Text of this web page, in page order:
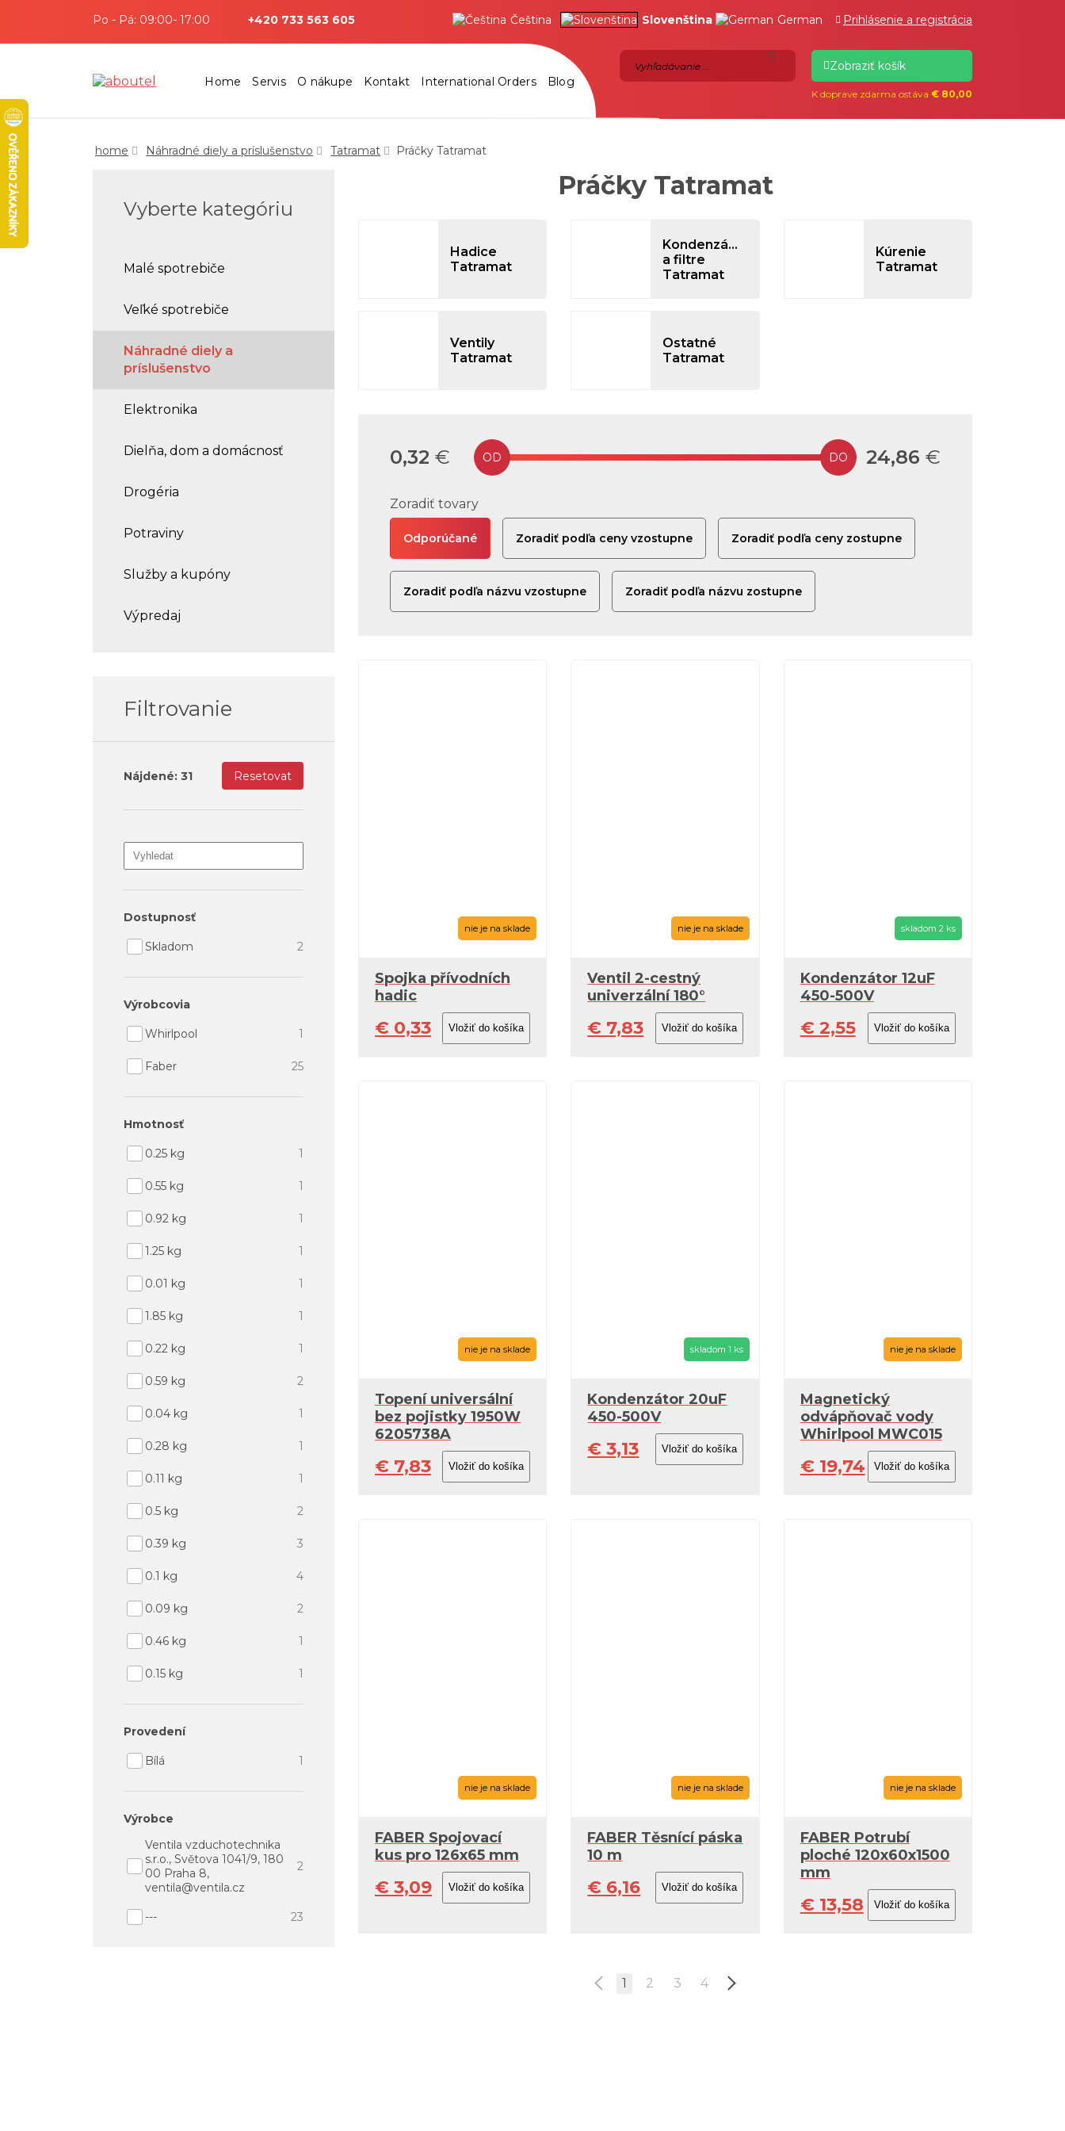
Po - Pá: 09:00- 17:00 +420 733 563 605 Čeština Slovenština German Prihlásenie a registrácia
Home Servis O nákupe Kontakt International Orders Blog
Zobraziť košík
K doprave zdarma ostáva € 80,00
home Náhradné diely a príslušenstvo Tatramat Práčky Tatramat
Vyberte kategóriu
Malé spotrebiče
Veľké spotrebiče
Náhradné diely a
príslušenstvo
Elektronika
Dielňa, dom a domácnosť
Drogéria
Potraviny
Služby a kupóny
Výpredaj
Filtrovanie
Nájdené: 31 Resetovat
Dostupnosť
Skladom 2
Výrobcovia
Whirlpool 1
Faber 25
hmotnosť
0.25 kg 1
0.55 kg 1
0.92 kg 1
1.25 kg 1
0.01 kg 1
1.85 kg 1
0.22 kg 1
0.59 kg 2
0.04 kg 1
0.28 kg 1
0.11 kg 1
0.5 kg 2
0.39 kg 3
0.1 kg 4
0.09 kg 2
0.46 kg 1
0.15 kg 1
provedení
bílá 1
výrobce
Ventila vzduchotechnika
s.r.o., Světova 1041/9, 180
00 Praha 8,
ventila@ventila.cz
2
--- 23
Práčky Tatramat
Hadice
Tatramat
Kondenzátory
a filtre
Tatramat
Kúrenie
Tatramat
Ventily
Tatramat
Ostatné
Tatramat
0,32 € 24,86 €
Zoradiť tovary
Odporúčané Zoradiť podľa ceny vzostupne Zoradiť podľa ceny zostupne
Zoradiť podľa názvu vzostupne Zoradiť podľa názvu zostupne
nie je na sklade
Spojka přívodních
hadic
€ 0,33
nie je na sklade
Ventil 2-cestný
univerzální 180°
€ 7,83
skladom 2 ks
Kondenzátor 12uF
450-500V
€ 2,55
nie je na sklade
Topení universální
bez pojistky 1950W
6205738A
€ 7,83
skladom 1 ks
Kondenzátor 20uF
450-500V
€ 3,13
nie je na sklade
Magnetický
odvápňovač vody
Whirlpool MWC015
€ 19,74
nie je na sklade
FABER Spojovací
kus pro 126x65 mm
€ 3,09
nie je na sklade
FABER Těsnící páska
10 m
€ 6,16
nie je na sklade
FABER Potrubí
ploché 120x60x1500
mm
€ 13,58
1 2 3 4